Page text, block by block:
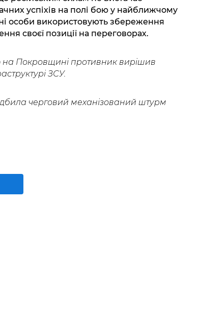
успіхів на полі бою у найближчому
особи використовують збереження
своєї позиції на переговорах.
на Покровщині противник вирішив
ЗСУ.
черговий механізований штурм